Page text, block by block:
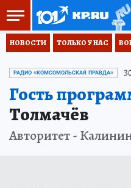
НОВОСТИ ТОЛЬКО У НАС
РАДИО «КОМСОМОЛЬСКАЯ ПРАВДА»
Гость
Толмачёв
Авторитет -